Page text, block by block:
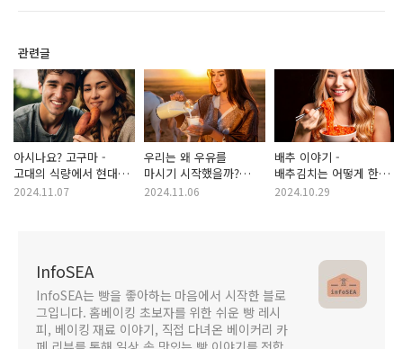
관련글
아시나요? 고구마 -
고대의 식량에서 현대의
슈퍼푸드 까지
2024.11.07
우리는 왜 우유를
마시기 시작했을까?
우리가 가장 좋아하는
2024.11.06
배추 이야기 -
배추김치는 어떻게 한국
건강과 문화의 주식이
2024.10.29
InfoSEA
InfoSEA는 빵을 좋아하는 마음에서 시작한 블로
그입니다. 홈베이킹 초보자를 위한 쉬운 빵 레시
피, 베이킹 재료 이야기, 직접 다녀온 베이커리 카